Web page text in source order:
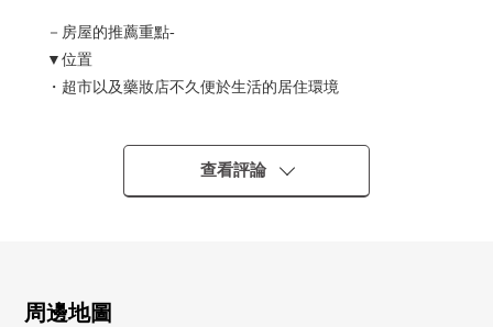
－房屋的推薦重點-
▼位置
・超市以及藥妝店不久便於生活的居住環境
▼土地的特徴
・土地面積：233.12平方公尺(約70.51坪)
・建築面積比：60%容積率：200%
■ 在找想要的家方面給予幫助的━━━━━・・・
查看評論
周邊地圖